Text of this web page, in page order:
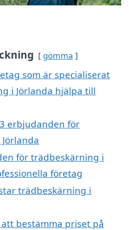
gömma
som är specialiserat
i Jörlanda hjälpa till
erbjudanden för
för trädbeskärning i
företag
trädbeskärning i
bestämma priset på